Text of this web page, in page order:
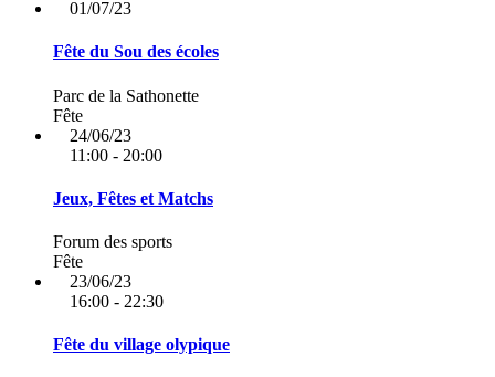
01/07/23
Fête du Sou des écoles
Parc de la Sathonette
Fête
24/06/23
11:00 - 20:00
Jeux, Fêtes et Matchs
Forum des sports
Fête
23/06/23
16:00 - 22:30
Fête du village olypique